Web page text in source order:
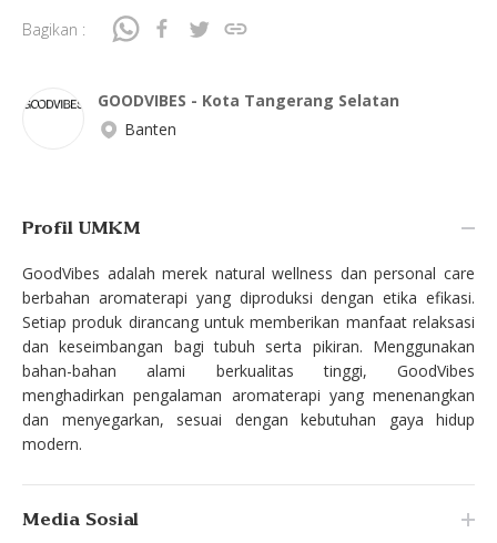
Bagikan :
GOODVIBES - Kota Tangerang Selatan
Banten
Profil UMKM
GoodVibes adalah merek natural wellness dan personal care
berbahan aromaterapi yang diproduksi dengan etika efikasi.
Setiap produk dirancang untuk memberikan manfaat relaksasi
dan keseimbangan bagi tubuh serta pikiran. Menggunakan
bahan-bahan alami berkualitas tinggi, GoodVibes
menghadirkan pengalaman aromaterapi yang menenangkan
dan menyegarkan, sesuai dengan kebutuhan gaya hidup
modern.
Media Sosial